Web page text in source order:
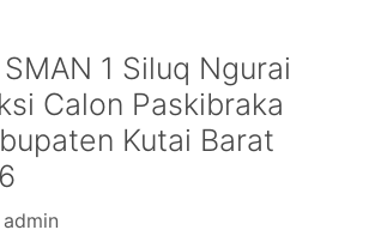
1 Siluq Ngurai
Calon Paskibraka
Kutai Barat
admin